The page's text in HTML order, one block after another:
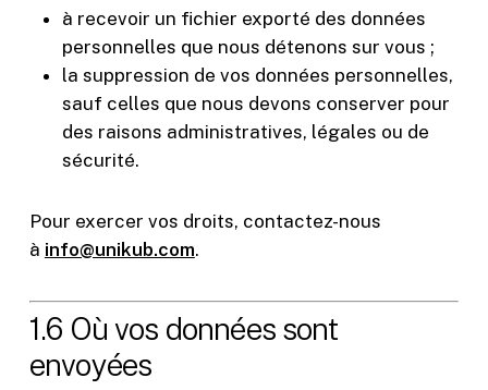
à recevoir un fichier exporté des données
personnelles que nous détenons sur vous ;
la suppression de vos données personnelles,
sauf celles que nous devons conserver pour
des raisons administratives, légales ou de
sécurité.
Pour exercer vos droits, contactez-nous
à info@unikub.com.
1.6 Où vos données sont
envoyées